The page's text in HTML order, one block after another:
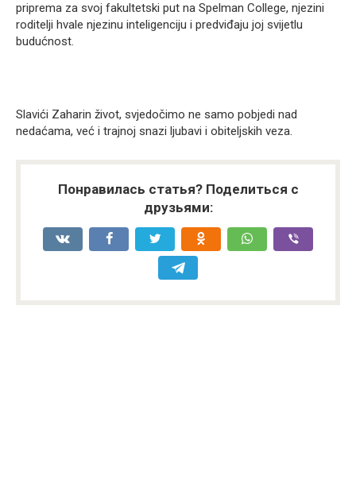
priprema za svoj fakultetski put na Spelman College, njezini
roditelji hvale njezinu inteligenciju i predviđaju joj svijetlu
budućnost.
Slavići Zaharin život, svjedočimo ne samo pobjedi nad
nedaćama, već i trajnoj snazi ljubavi i obiteljskih veza.
Понравилась статья? Поделиться с
друзьями: